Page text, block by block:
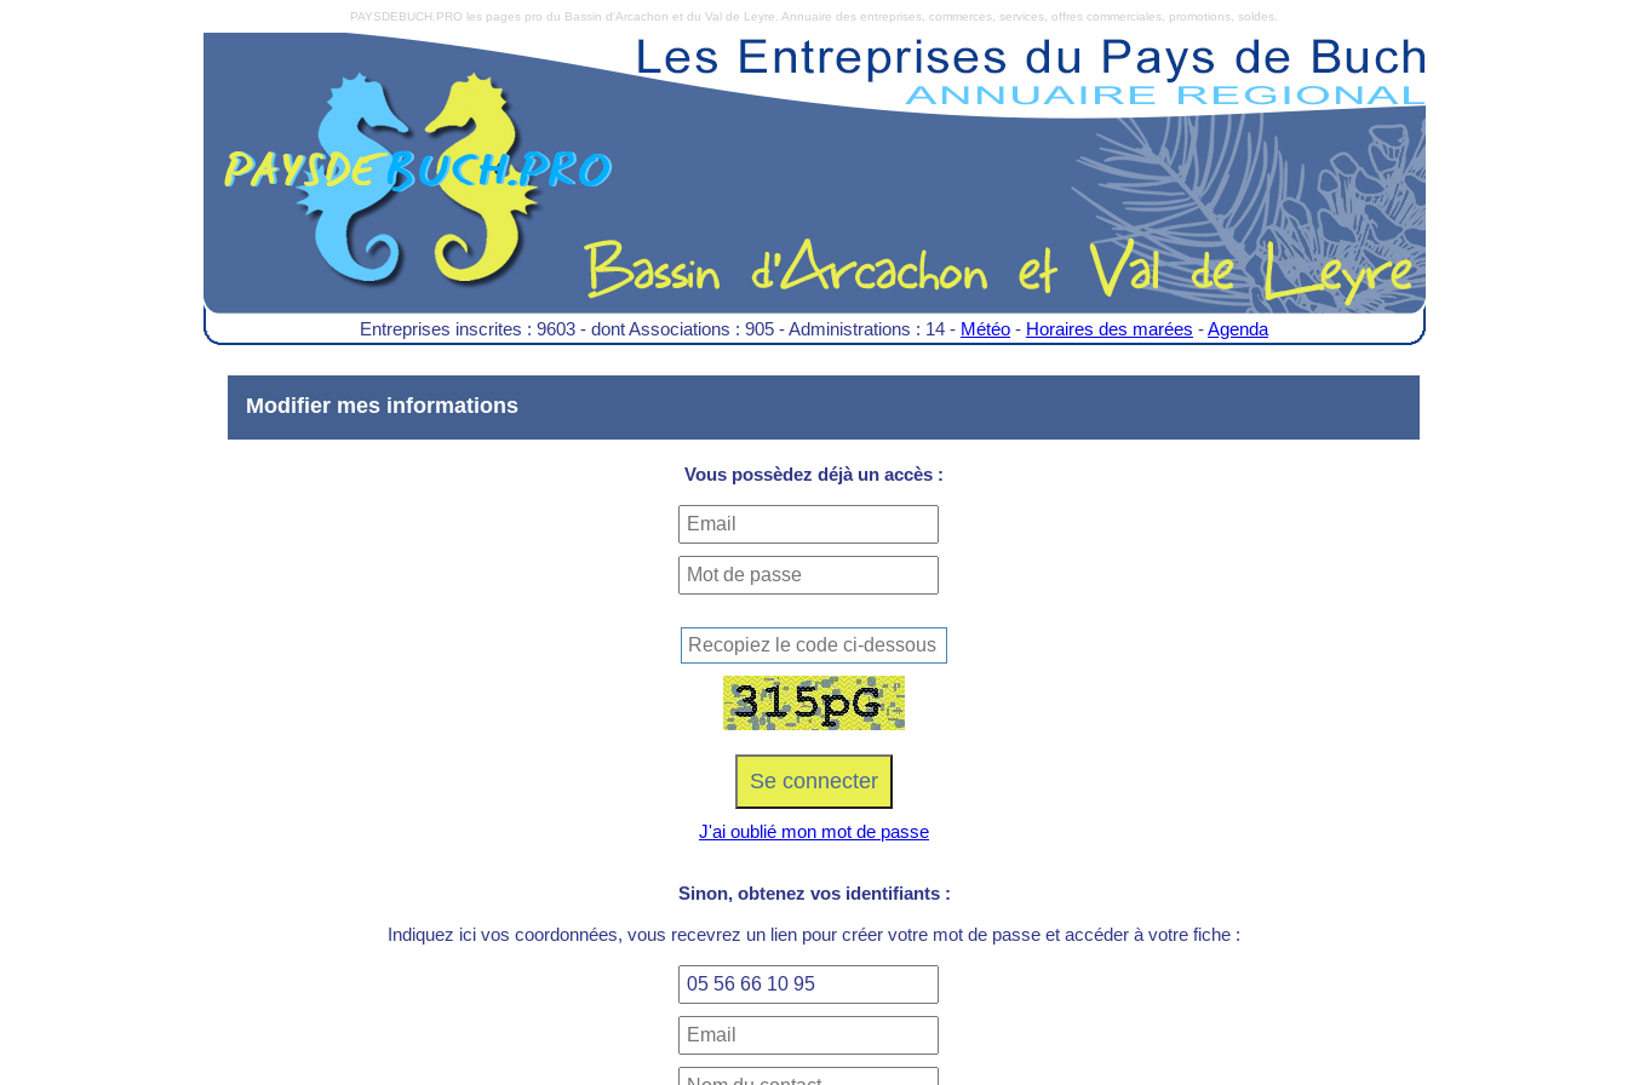
PAYSDEBUCH.PRO les pages pro du Bassin d'Arcachon et du Val de Leyre. Annuaire des entreprises, commerces, services, offres commerciales, promotions, soldes.
Entreprises inscrites : 9603 - dont Associations : 905 - Administrations : 14 - Météo - Horaires des marées -Agenda
Modifier mes informations
Vous possèdez déjà un accès :
J'ai oublié mon mot de passe
Sinon, obtenez vos identifiants :
Indiquez ici vos coordonnées, vous recevrez un lien pour créer votre mot de passe et accéder à votre fiche :